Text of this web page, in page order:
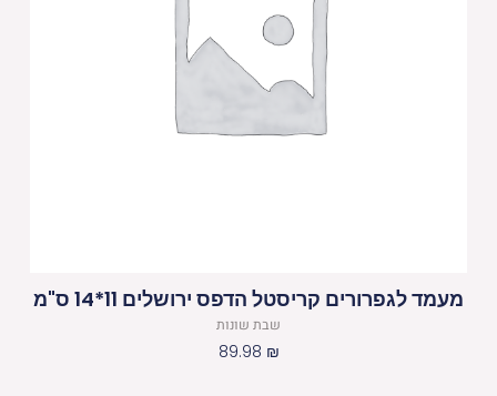
מעמד לגפרורים קריסטל הדפס ירושלים 11*14 ס"מ
שבת שונות
89.98 ₪